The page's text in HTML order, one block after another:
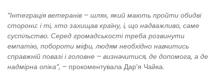
“Інтеграція ветеранів – шлях, який мають пройти обидві
сторони: і ті, хто захищав країну, і, що надважливо, саме
суспільство. Серед громадськості треба розвинути
емпатію, побороти міфи, людям необхідно навчитись
справжній повазі і головне – визначитися, де допомога, а де
надмірна опіка”, – прокоментувала Дар’я Чайка.